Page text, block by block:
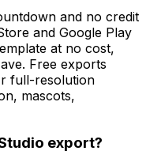
and no credit
and Google Play
at no cost,
Free exports
full-resolution
mascots,
export?